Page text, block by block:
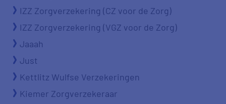
IZZ Zorgverzekering (CZ voor de Zorg)
IZZ Zorgverzekering (VGZ voor de Zorg)
Jaaah
Just
Kettlitz Wulfse Verzekeringen
Kiemer Zorgverzekeraar